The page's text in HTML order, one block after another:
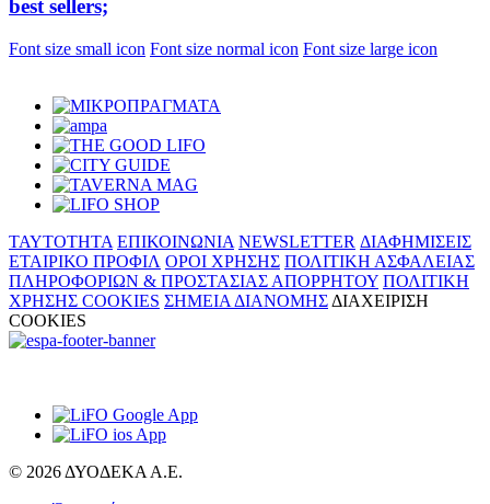
best sellers;
Font size small icon Font size normal icon Font size large icon
ΤΑΥΤΟΤΗΤΑ ΕΠΙΚΟΙΝΩΝΙΑ NEWSLETTER ΔΙΑΦΗΜΙΣΕΙΣ
ΕΤΑΙΡΙΚΟ ΠΡΟΦΙΛ ΟΡΟΙ ΧΡΗΣΗΣ ΠΟΛΙΤΙΚΗ ΑΣΦΑΛΕΙΑΣ
ΠΛΗΡΟΦΟΡΙΩΝ & ΠΡΟΣΤΑΣΙΑΣ ΑΠΟΡΡΗΤΟΥ ΠΟΛΙΤΙΚΗ
ΧΡΗΣΗΣ COOKIES ΣΗΜΕΙΑ ΔΙΑΝΟΜΗΣ ΔΙΑΧΕΙΡΙΣΗ
COOKIES
© 2026 ΔΥΟΔΕΚΑ Α.Ε.